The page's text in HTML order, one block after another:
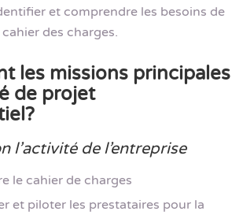
et comprendre les besoins de
des charges.
les missions principales
de projet
l’activité de l’entreprise
le cahier de charges
et piloter les prestataires pour la